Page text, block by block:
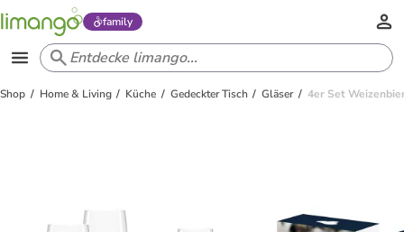
family
Shop Home & Living Küche Gedeckter Tisch Gläser 4er Set